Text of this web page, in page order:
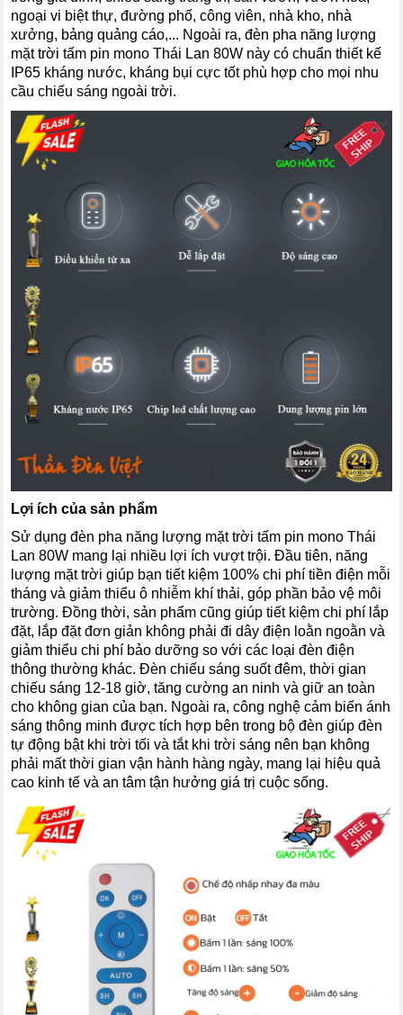
ngoại vi biệt thự, đường phố, công viên, nhà kho, nhà
xưởng, bảng quảng cáo,... Ngoài ra, đèn pha năng lượng
mặt trời tấm pin mono Thái Lan 80W này có chuẩn thiết kế
IP65 kháng nước, kháng bụi cực tốt phù hợp cho mọi nhu
cầu chiếu sáng ngoài trời.
Lợi ích của sản phẩm
Sử dụng đèn pha năng lượng mặt trời tấm pin mono Thái
Lan 80W mang lại nhiều lợi ích vượt trội. Đầu tiên, năng
lượng mặt trời giúp bạn tiết kiệm 100% chi phí tiền điện mỗi
tháng và giảm thiểu ô nhiễm khí thải, góp phần bảo vệ môi
trường. Đồng thời, sản phẩm cũng giúp tiết kiệm chi phí lắp
đặt, lắp đặt đơn giản không phải đi dây điện loằn ngoằn và
giảm thiểu chi phí bảo dưỡng so với các loại đèn điện
thông thường khác. Đèn chiếu sáng suốt đêm, thời gian
chiếu sáng 12-18 giờ, tăng cường an ninh và giữ an toàn
cho không gian của bạn. Ngoài ra, công nghệ cảm biến ánh
sáng thông minh được tích hợp bên trong bộ đèn giúp đèn
tự động bật khi trời tối và tắt khi trời sáng nên bạn không
phải mất thời gian vận hành hàng ngày, mang lại hiệu quả
cao kinh tế và an tâm tận hưởng giá trị cuộc sống.